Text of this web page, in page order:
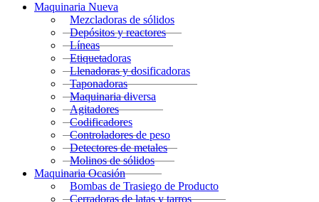
Maquinaria Nueva
Mezcladoras de sólidos
Depósitos y reactores
Líneas
Etiquetadoras
Llenadoras y dosificadoras
Taponadoras
Maquinaria diversa
Agitadores
Codificadores
Controladores de peso
Detectores de metales
Molinos de sólidos
Maquinaria Ocasión
Bombas de Trasiego de Producto
Cerradoras de latas y tarros